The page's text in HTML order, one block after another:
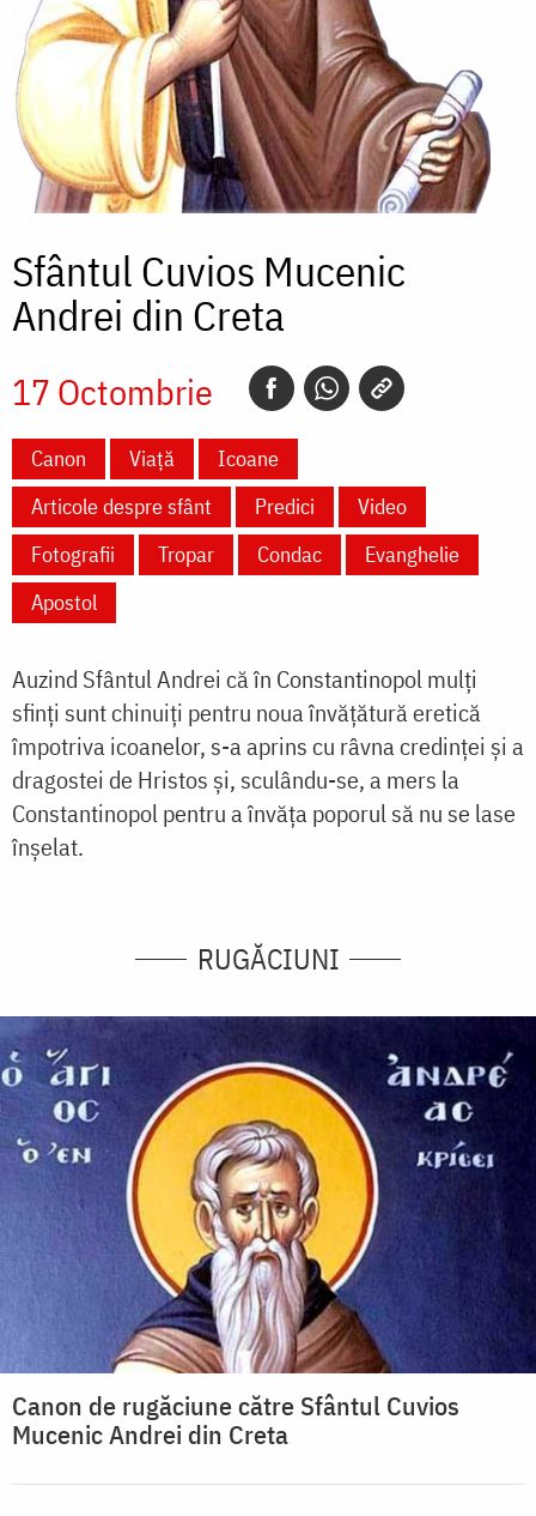
Sfântul Cuvios Mucenic
Andrei din Creta
17 Octombrie
Canon Viață
Icoane
Articole despre sfânt
Predici
Video
Fotografii
Tropar Condac
Evanghelie
Apostol
Auzind Sfântul Andrei că în Constantinopol mulți
sfinți sunt chinuiți pentru noua învățătură eretică
împotriva icoanelor, s-a aprins cu râvna credinței și a
dragostei de Hristos și, sculându-se, a mers la
Constantinopol pentru a învăța poporul să nu se lase
înșelat.
RUGĂCIUNI
Canon de rugăciune către Sfântul Cuvios
Mucenic Andrei din Creta